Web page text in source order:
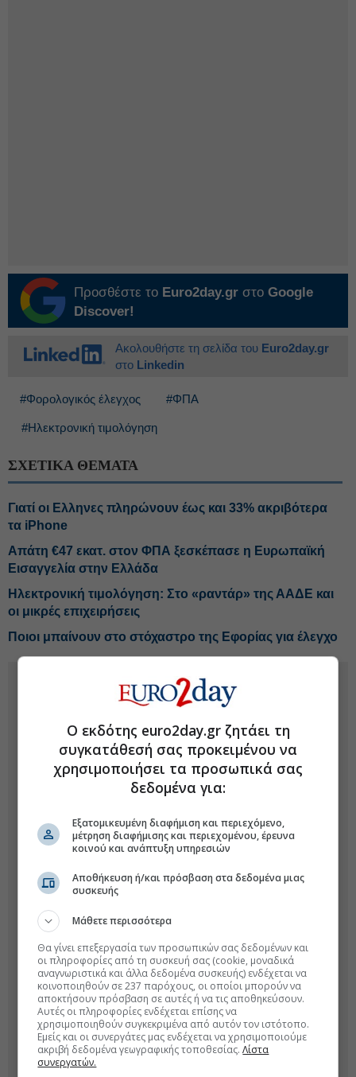
Προσθέστε το Euro2day.gr στο Google
Discover!
Ακολουθήστε τη σελίδα του Euro2day.gr
στο Linkedin
#Φορολογικός έλεγχος #ΦΠΑ
#Ηλεκτρονική τιμολόγηση
ΣΧΕΤΙΚΑ ΘΕΜΑΤΑ
Γιατί οι Ελληνες πληρώνουν έως και 33% ακριβότερα
τα iPhone
Απάτη €47 εκατ. στον ΦΠΑ ξεσκέπασε η Ευρωπαϊκή
Εισαγγελία στην Ελλάδα
Ηλεκτρονική τιμολόγηση: Στο «ραντάρ» της ΑΑΔΕ και
οι μικρές επιχειρήσεις
Ποιοι μπαίνουν στο στόχαστρο της Εφορίας για έλεγχο
Ο εκδότης euro2day.gr ζητάει τη
συγκατάθεσή σας προκειμένου να
χρησιμοποιήσει τα προσωπικά σας
δεδομένα για:
Εξατομικευμένη διαφήμιση και περιεχόμενο,
μέτρηση διαφήμισης και περιεχομένου, έρευνα
κοινού και ανάπτυξη υπηρεσιών
Αποθήκευση ή/και πρόσβαση στα δεδομένα μιας
συσκευής
Μάθετε περισσότερα
Θα γίνει επεξεργασία των προσωπικών σας δεδομένων και
οι πληροφορίες από τη συσκευή σας (cookie, μοναδικά
αναγνωριστικά και άλλα δεδομένα συσκευής) ενδέχεται να
κοινοποιηθούν σε 237 παρόχους, οι οποίοι μπορούν να
αποκτήσουν πρόσβαση σε αυτές ή να τις αποθηκεύσουν.
Αυτές οι πληροφορίες ενδέχεται επίσης να
χρησιμοποιηθούν συγκεκριμένα από αυτόν τον ιστότοπο.
Εμείς και οι συνεργάτες μας ενδέχεται να χρησιμοποιούμε
ακριβή δεδομένα γεωγραφικής τοποθεσίας.Λίστα
συνεργατών.